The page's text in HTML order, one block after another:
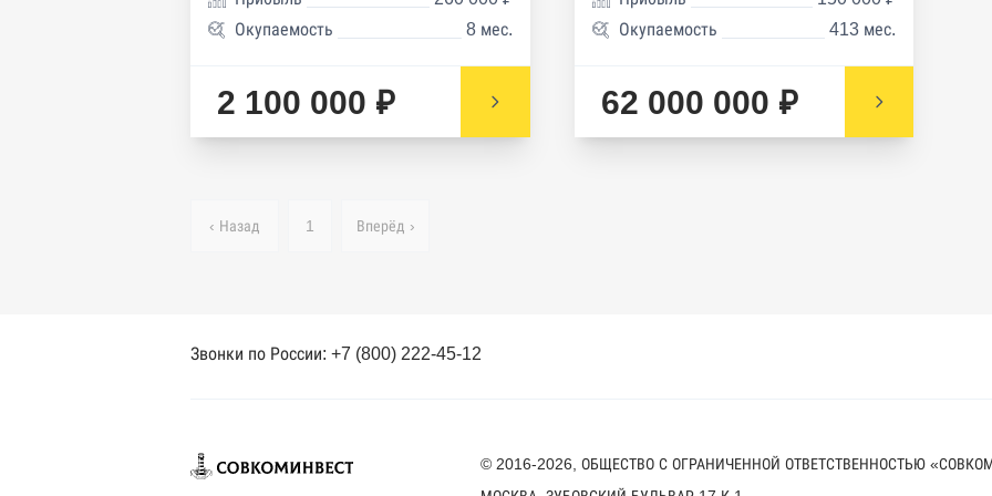
Окупаемость
8 мес.
2 100 000 ₽
Окупаемость
413 мес.
62 000 000 ₽
‹ Назад 1 Вперёд ›
Звонки по России: +7 (800) 222-45-12
© 2016-2026, ОБЩЕСТВО С ОГРАНИЧЕННОЙ ОТВЕТСТВЕННОСТЬЮ